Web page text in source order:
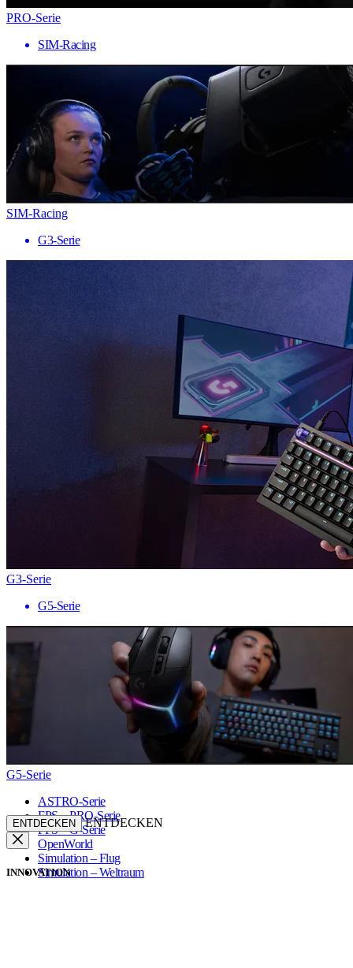
PRO-Serie
SIM-Racing
SIM-Racing
G3-Serie
G3-Serie
G5-Serie
G5-Serie
ASTRO-Serie
FPS – PRO-Serie
FPS – G-Serie
OpenWorld
Simulation – Flug
Simulation – Weltraum
ENTDECKEN ENTDECKEN
INNOVATION